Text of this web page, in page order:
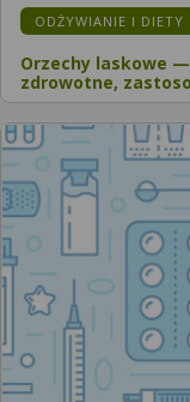
ODŻYWIANIE I DIETY
Orzechy laskowe
zdrowotne,